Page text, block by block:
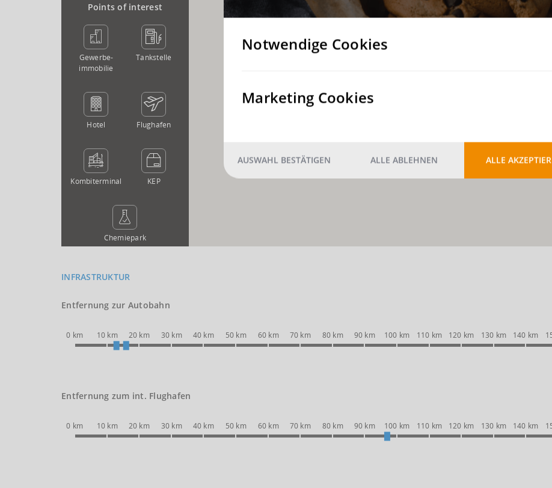
Points of interest
Gewerbe­
immobilie
Tankstelle
Hotel Flughafen
Kombi­terminal KEP
Chemie­park
INFRASTRUKTUR
Entfernung zur Autobahn
0 km 10 km 20 km 30 km 40 km 50 km 60 km 70 km 80 km 90 km 100 km 110 km 120 km 130 km 140 km
Entfernung zum int. Flughafen
0 km 10 km 20 km 30 km 40 km 50 km 60 km 70 km 80 km 90 km 100 km 110 km 120 km 130 km 140 km
Notwendige Cookies
Marketing Cookies
AUSWAHL BESTÄTIGEN ALLE ABLEHNEN ALLE